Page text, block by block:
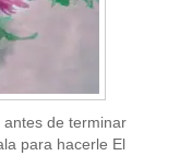
de terminar
para hacerle El